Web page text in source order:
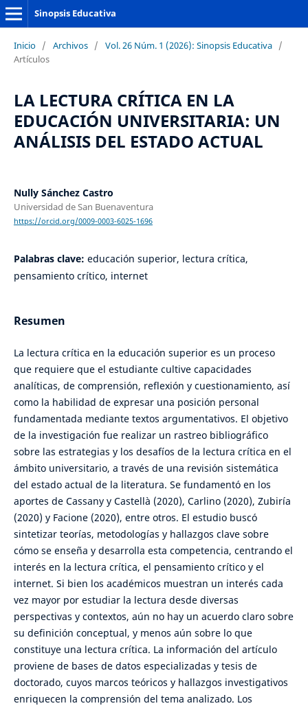
Sinopsis Educativa
Inicio / Archivos / Vol. 26 Núm. 1 (2026): Sinopsis Educativa /
Artículos
LA LECTURA CRÍTICA EN LA
EDUCACIÓN UNIVERSITARIA: UN
ANÁLISIS DEL ESTADO ACTUAL
Nully Sánchez Castro
Universidad de San Buenaventura
https://orcid.org/0009-0003-6025-1696
Palabras clave: educación superior, lectura crítica,
pensamiento crítico, internet
Resumen
La lectura crítica en la educación superior es un proceso
que requiere que el estudiante cultive capacidades
analíticas, de comprensión, reflexión y cuestionamiento, así
como la habilidad de expresar una posición personal
fundamentada mediante textos argumentativos. El objetivo
de la investigación fue realizar un rastreo bibliográfico
sobre las estrategias y los desafíos de la lectura crítica en el
ámbito universitario, a través de una revisión sistemática
del estado actual de la literatura. Se fundamentó en los
aportes de Cassany y Castellà (2020), Carlino (2020), Zubiría
(2020) y Facione (2020), entre otros. El estudio buscó
sintetizar teorías, metodologías y hallazgos clave sobre
cómo se enseña y desarrolla esta competencia, centrando el
interés en la lectura crítica, el pensamiento crítico y el
internet. Si bien los académicos muestran un interés cada
vez mayor por estudiar la lectura desde diversas
perspectivas y contextos, aún no hay un acuerdo claro sobre
su definición conceptual, y menos aún sobre lo que
constituye una lectura crítica. La información del artículo
proviene de bases de datos especializadas y tesis de
doctorado, cuyos marcos teóricos y hallazgos investigativos
enriquecen la comprensión del tema analizado. Los